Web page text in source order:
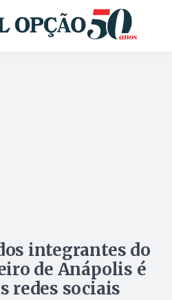
integrantes do
de Anápolis é
redes sociais